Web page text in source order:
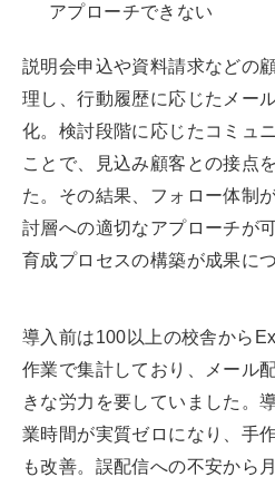
アプローチできない
説明会申込や資料請求などの
理し、行動履歴に応じたメー
化。検討段階に応じたコミュ
ことで、見込み顧客との接点
た。その結果、フォロー体制
討層への適切なアプローチが
育成プロセスの構築が成果に
導入前は100以上の校舎から
作業で集計しており、メール
きな労力を要していました。
業時間が実質ゼロになり、手
も改善。誤配信への不安から